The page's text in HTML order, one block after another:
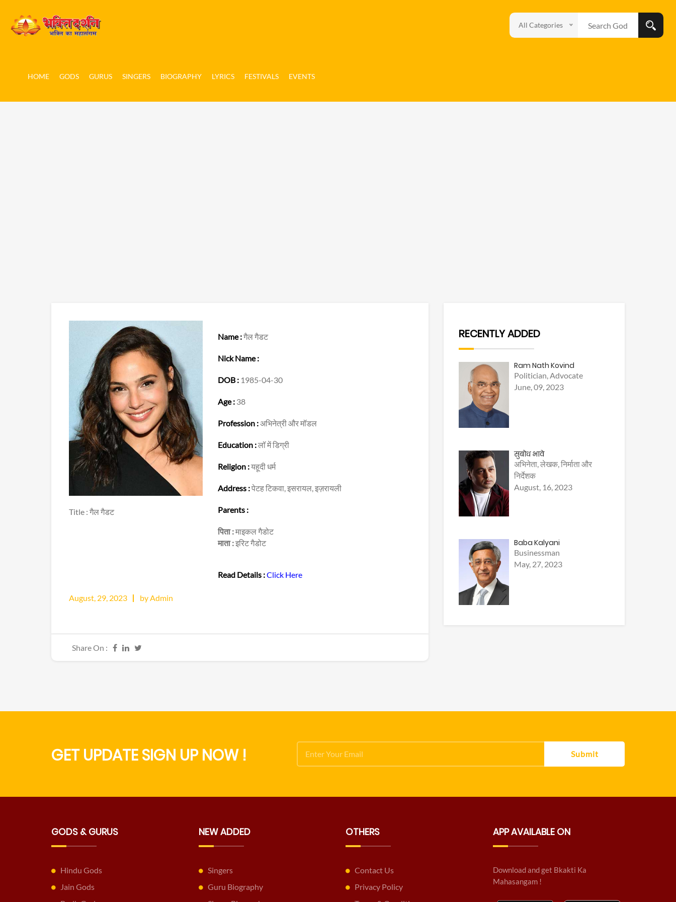
HOME GODS GURUS SINGERS BIOGRAPHY LYRICS FESTIVALS EVENTS
All Categories
Title : गैल गैडट
Name :गैल गैडट
Nick Name :
DOB : 1985-04-30
Age : 38
Profession :अभिनेत्री और मॉडल
Education :लॉ में डिग्री
Religion :यहूदी धर्म
Address :पेटह टिकवा, इसरायल, इज़रायली
Parents :
पिता :माइकल गैडोट
माता :इरिट गैडोट
Read Details :Click Here
August, 29, 2023 by Admin
Share On :
RECENTLY ADDED
Ram Nath Kovind
Politician, Advocate
June, 09, 2023
सुबोध भावे
अभिनेता, लेखक, निर्माता और
निर्देशक
August, 16, 2023
Baba Kalyani
Businessman
May, 27, 2023
GET UPDATE SIGN UP NOW ! Submit
GODS & GURUS
Hindu Gods
Jain Gods
NEW ADDED
Singers
Guru Biography
OTHERS
Contact Us
Privacy Policy
APP AVAILABLE ON
Download and get Bkakti Ka
Mahasangam !